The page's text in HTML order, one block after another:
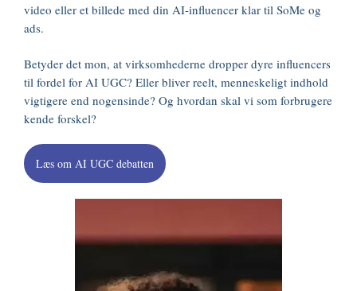
video eller et billede med din AI-influencer klar til SoMe og
ads.
Betyder det mon, at virksomhederne dropper dyre influencers
til fordel for AI UGC? Eller bliver reelt, menneskeligt indhold
vigtigere end nogensinde? Og hvordan skal vi som forbrugere
kende forskel?
Læs om AI UGC debatten